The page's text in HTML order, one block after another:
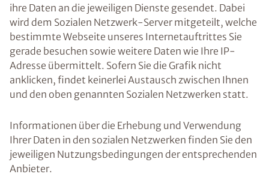
ihre Daten an die jeweiligen Dienste gesendet. Dabei
wird dem Sozialen Netzwerk-Server mitgeteilt, welche
bestimmte Webseite unseres Internetauftrittes Sie
gerade besuchen sowie weitere Daten wie Ihre IP-
Adresse übermittelt. Sofern Sie die Grafik nicht
anklicken, findet keinerlei Austausch zwischen Ihnen
und den oben genannten Sozialen Netzwerken statt.
Informationen über die Erhebung und Verwendung
Ihrer Daten in den sozialen Netzwerken finden Sie den
jeweiligen Nutzungsbedingungen der entsprechenden
Anbieter.